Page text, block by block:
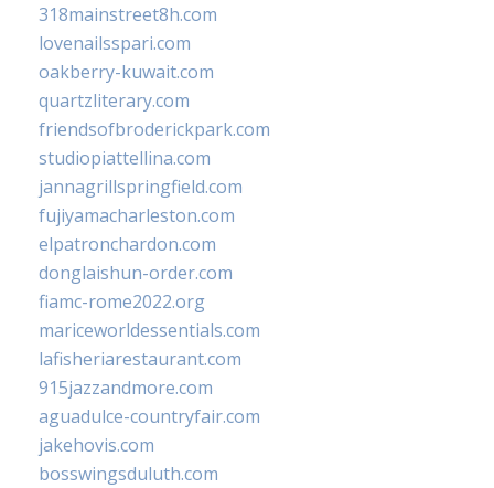
318mainstreet8h.com
lovenailsspari.com
oakberry-kuwait.com
quartzliterary.com
friendsofbroderickpark.com
studiopiattellina.com
jannagrillspringfield.com
fujiyamacharleston.com
elpatronchardon.com
donglaishun-order.com
fiamc-rome2022.org
mariceworldessentials.com
lafisheriarestaurant.com
915jazzandmore.com
aguadulce-countryfair.com
jakehovis.com
bosswingsduluth.com